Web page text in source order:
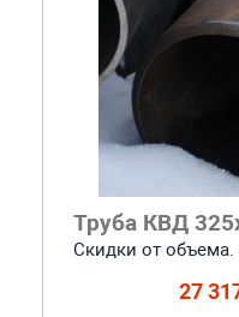
Труба КВД
Скидки от объема.
27